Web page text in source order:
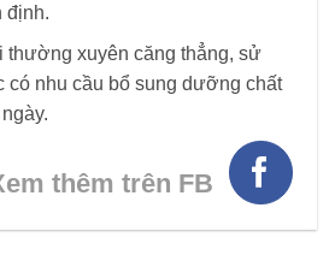
định.
thường xuyên căng thẳng, sử
có nhu cầu bổ sung dưỡng chất
thêm trên FB